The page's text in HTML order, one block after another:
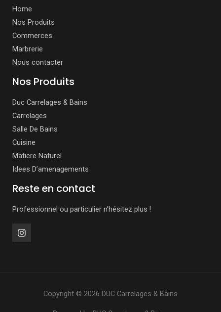
Home
Nos Produits
Commerces
Marbrerie
Nous contacter
Nos Produits
Duc Carrelages & Bains
Carrelages
Salle De Bains
Cuisine
Matiere Naturel
Idees D’amenagements
Reste en contact
Professionnel ou particulier n’hésitez plus !
Copyright © 2026 DUC Carrelages & Bains